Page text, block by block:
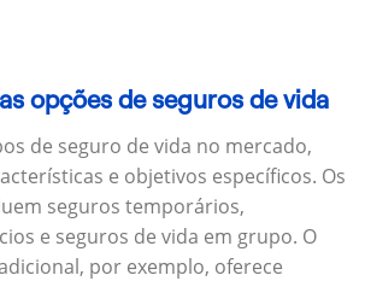
opções de seguros de vida
de seguro de vida no mercado,
e objetivos específicos. Os
seguros temporários,
e seguros de vida em grupo. O
por exemplo, oferece